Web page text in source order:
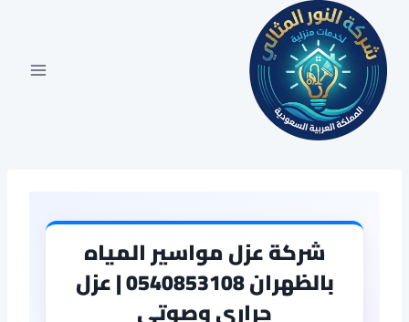
المحتوى
شركة عزل مواسير المياه
بالظهران 0540853108 | عزل
حراري وصوتي